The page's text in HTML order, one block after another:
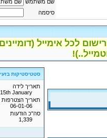
שם משתמש
סיסמה
לכל אימייל
סטטיסטיקות
תאריך לידה
15th January
תאריך הצטרפות
06-01-06
סה"כ הודעות
1,339